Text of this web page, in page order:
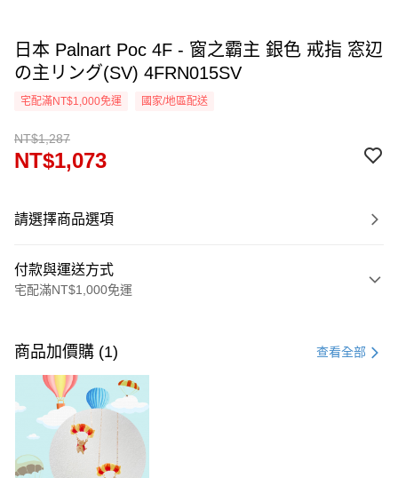
日本 Palnart Poc 4F - 窗之霸主 銀色 戒指 窓辺
の主リング(SV) 4FRN015SV
宅配滿NT$1,000免運 國家/地區配送
NT$1,287
NT$1,073
請選擇商品選項
付款與運送方式
宅配滿NT$1,000免運
信用卡一次付款
LINE Pay
Apple Pay
商品加價購 (1) 查看全部